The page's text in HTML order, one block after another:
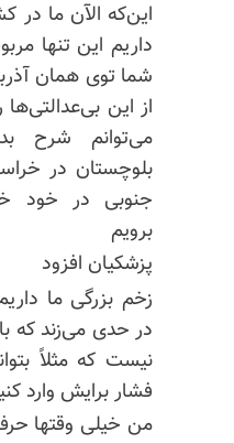
این‌که الآن ما در
داریم این تنها
شما توی همان
از این
می‌توانم شرح
بلوچستان در
جنوبی در خود
برویم
پزشکیان افزود
زخم بزرگی ما
در حدی می‌زند که
نیست که مثلاً
فشار برایش وارد
من خیلی وقتها